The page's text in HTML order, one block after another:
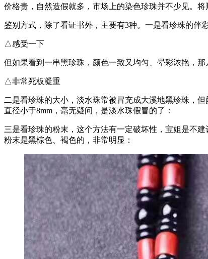
价格贵，自然造假就多，市场上的染色珍珠并不少见。
鉴别方式，除了看证书外，主要有3种。一是看珍珠的伴
△感受一下
但如果看到一串黑珍珠，颜色一致又均匀、晕彩浓艳，那
△非常死板凝重
二是看珍珠的大小，淡水珠常被冒充成大溪地黑珍珠，
直径小于8mm，毫无疑问，是淡水珠假冒的了：
三是看珍珠的粉末，这个方法有一定破坏性，宝姐是不
粉末是黑棕色、褐色的，非常明显：